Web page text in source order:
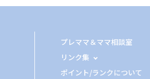
プレママ＆ママ相談室
リンク集
ポイント/ランクについて